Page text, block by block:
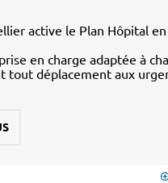
active le Plan Hôpital en
en charge adaptée à
tout déplacement aux